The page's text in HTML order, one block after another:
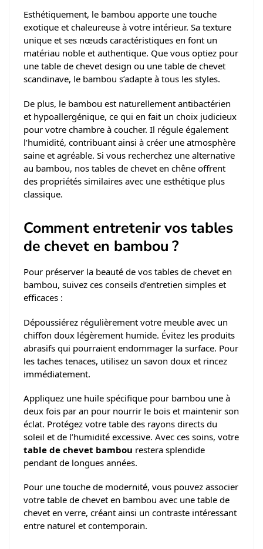
Esthétiquement, le bambou apporte une touche
exotique et chaleureuse à votre intérieur. Sa texture
unique et ses nœuds caractéristiques en font un
matériau noble et authentique. Que vous optiez pour
une table de chevet design ou une table de chevet
scandinave, le bambou s’adapte à tous les styles.
De plus, le bambou est naturellement antibactérien
et hypoallergénique, ce qui en fait un choix judicieux
pour votre chambre à coucher. Il régule également
l’humidité, contribuant ainsi à créer une atmosphère
saine et agréable. Si vous recherchez une alternative
au bambou, nos tables de chevet en chêne offrent
des propriétés similaires avec une esthétique plus
classique.
Comment entretenir vos tables
de chevet en bambou ?
Pour préserver la beauté de vos tables de chevet en
bambou, suivez ces conseils d’entretien simples et
efficaces :
Dépoussiérez régulièrement votre meuble avec un
chiffon doux légèrement humide. Évitez les produits
abrasifs qui pourraient endommager la surface. Pour
les taches tenaces, utilisez un savon doux et rincez
immédiatement.
Appliquez une huile spécifique pour bambou une à
deux fois par an pour nourrir le bois et maintenir son
éclat. Protégez votre table des rayons directs du
soleil et de l’humidité excessive. Avec ces soins, votre
table de chevet bambou restera splendide
pendant de longues années.
Pour une touche de modernité, vous pouvez associer
votre table de chevet en bambou avec une table de
chevet en verre, créant ainsi un contraste intéressant
entre naturel et contemporain.